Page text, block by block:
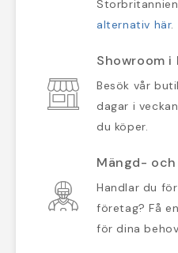
alternativ här.
Showroom i
Besök vår
dagar i
du köper.
Mängd-
Handlar du
företag? Få
för dina behov